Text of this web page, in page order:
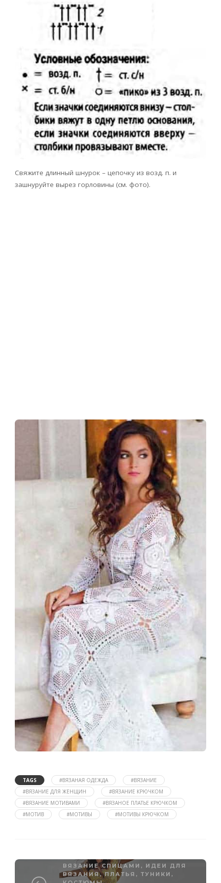
Свяжите длинный шнурок – цепочку из возд. п. и
зашнуруйте вырез горловины (см. фото).
TAGS #ВЯЗАНАЯ ОДЕЖДА
#ВЯЗАНИЕ
#ВЯЗАНИЕ ДЛЯ ЖЕНЩИН
#ВЯЗАНИЕ КРЮЧКОМ
#ВЯЗАНИЕ МОТИВАМИ
#ВЯЗАНОЕ ПЛАТЬЕ КРЮЧКОМ
#МОТИВ
#МОТИВЫ #МОТИВЫ КРЮЧКОМ
ВЯЗАНИЕ СПИЦАМИ , ИДЕИ ДЛЯ
ВЯЗАНИЯ,ПЛАТЬЯ, ТУНИКИ,